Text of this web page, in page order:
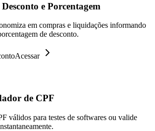
e Porcentagem
em compras e liquidações informando
de desconto.
Acessar
de CPF
válidos para testes de softwares ou valide